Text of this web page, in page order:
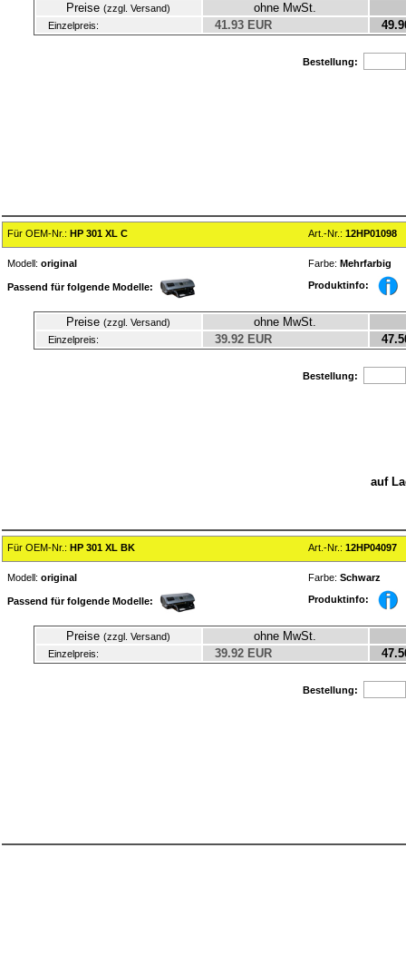
Preise (zzgl. Versand) ohne MwSt.
Einzelpreis: 41.93 EUR
Bestellung:
Für OEM-Nr.: HP 301 XL C Art.-Nr.: 12HP01098
Modell: original Farbe: Mehrfarbig
Passend für folgende Modelle: Produktinfo:
Preise (zzgl. Versand) ohne MwSt.
Einzelpreis: 39.92 EUR
Bestellung:
auf
Für OEM-Nr.: HP 301 XL BK Art.-Nr.: 12HP04097
Modell: original Farbe: Schwarz
Passend für folgende Modelle: Produktinfo:
Preise (zzgl. Versand) ohne MwSt.
Einzelpreis: 39.92 EUR
Bestellung: